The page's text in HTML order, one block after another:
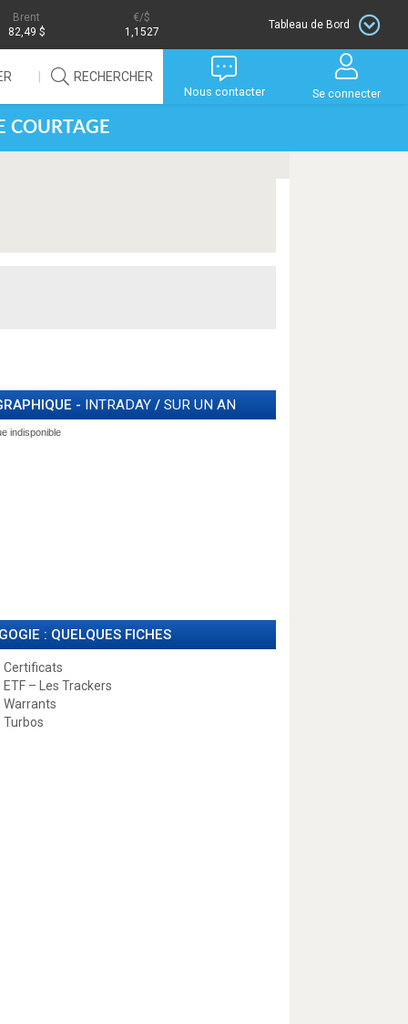
Brent
82,49 $
/$
1,1527
Tableau de Bord
RECHERCHER
Nous contacter Se connecter
COURTAGE
- INTRADAY /SUR UN AN
: QUELQUES FICHES
Certificats
ETF – Les Trackers
Warrants
Turbos